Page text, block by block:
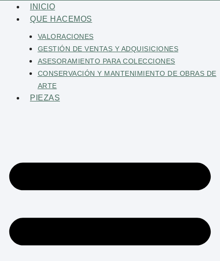
Saltar
INICIO
QUE HACEMOS
VALORACIONES
GESTIÓN DE VENTAS Y ADQUISICIONES
ASESORAMIENTO PARA COLECCIONES
CONSERVACIÓN Y MANTENIMIENTO DE OBRAS DE
ARTE
PIEZAS